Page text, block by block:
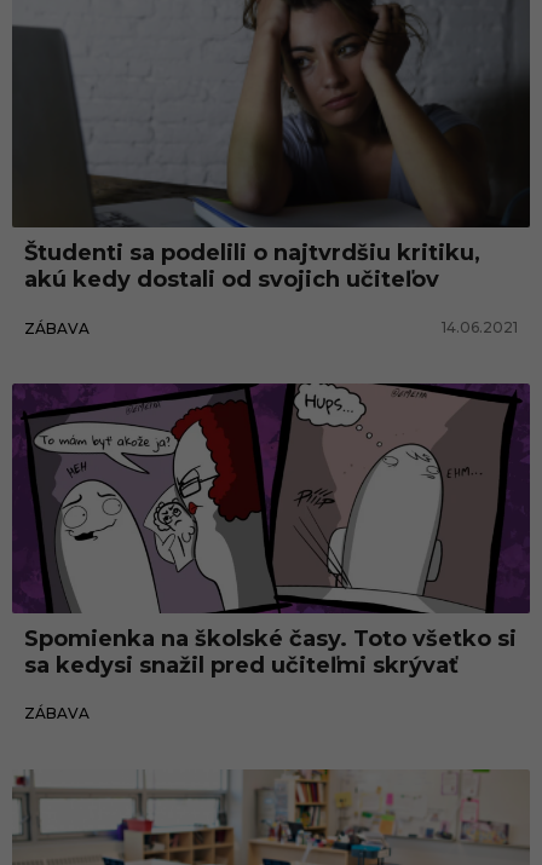
Študenti sa podelili o najtvrdšiu kritiku,
akú kedy dostali od svojich učiteľov
ZÁBAVA 14.06.2021
Spomienka na školské časy. Toto všetko si
sa kedysi snažil pred učiteľmi skrývať
ZÁBAVA
Zábava